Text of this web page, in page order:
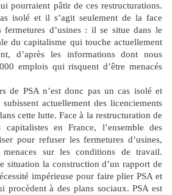
pourraient pâtir de ces restructurations.
isolé et il s’agit seulement de la face
fermetures d’usines : il se situe dans le
du capitalisme qui touche actuellement
d’après les informations dont nous
emplois qui risquent d’être menacés
de PSA n’est donc pas un cas isolé et
actuellement des licenciements
cette lutte. Face à la restructuration de
capitalistes en France, l’ensemble des
pour refuser les fermetures d’usines,
sur les conditions de travail.
situation la construction d’un rapport de
impérieuse pour faire plier PSA et
procèdent à des plans sociaux. PSA est